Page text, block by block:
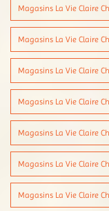
Magasins La Vie Claire
Magasins La Vie Claire
Magasins La Vie Claire
Magasins La Vie Claire
Magasins La Vie Claire
Magasins La Vie Claire
Magasins La Vie Claire